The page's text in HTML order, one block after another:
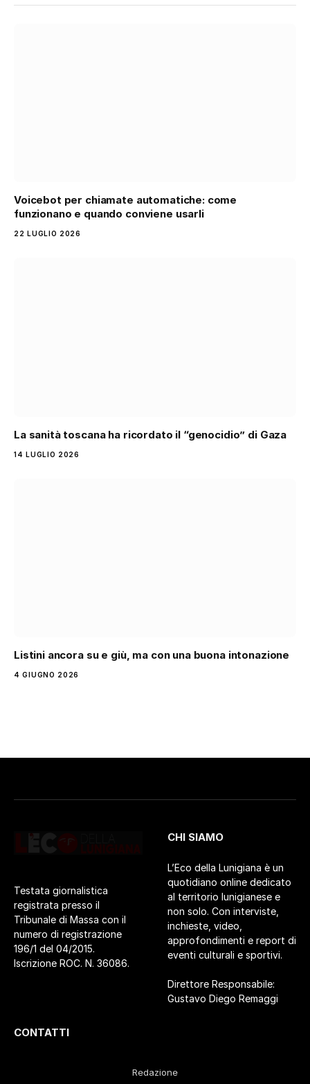
Voicebot per chiamate automatiche: come
funzionano e quando conviene usarli
22 LUGLIO 2026
La sanità toscana ha ricordato il “genocidio” di Gaza
14 LUGLIO 2026
Listini ancora su e giù, ma con una buona intonazione
4 GIUGNO 2026
Testata giornalistica
registrata presso il
Tribunale di Massa con il
numero di registrazione
196/1 del 04/2015.
Iscrizione ROC. N. 36086.
CHI SIAMO
L’Eco della Lunigiana è un
quotidiano online dedicato
al territorio lunigianese e
non solo. Con interviste,
inchieste, video,
approfondimenti e report di
eventi culturali e sportivi.
Direttore Responsabile:
Gustavo Diego Remaggi
CONTATTI
Redazione